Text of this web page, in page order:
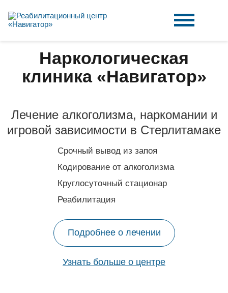
Наркологическая
клиника «Навигатор»
Лечение алкоголизма, наркомании и
игровой зависимости в Стерлитамаке
Срочный вывод из запоя
Кодирование от алкоголизма
Круглосуточный стационар
Реабилитация
Подробнее о лечении
Узнать больше о центре